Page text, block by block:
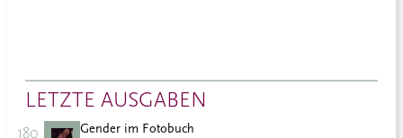
LETZTE AUSGABEN
180
Gender im Fotobuch